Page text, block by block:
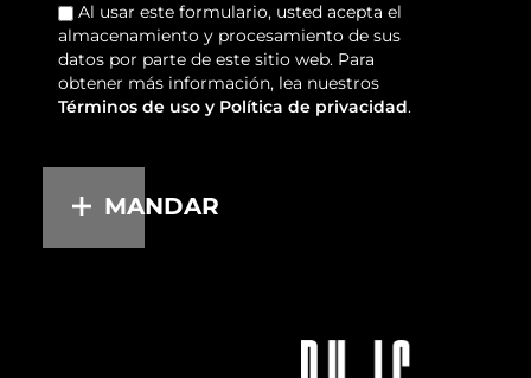
Al usar este formulario, usted acepta el
almacenamiento y procesamiento de sus
datos por parte de este sitio web. Para
obtener más información, lea nuestros
Términos de uso y Política de privacidad.
MANDAR